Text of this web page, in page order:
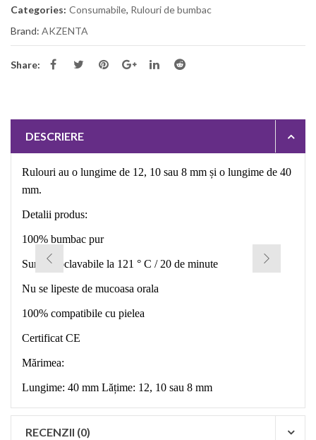
Categories: Consumabile, Rulouri de bumbac
Brand: AKZENTA
Share:
DESCRIERE
Rulouri au o lungime de 12, 10 sau 8 mm și o lungime de 40
mm.
Detalii produs:
100% bumbac pur
Sunt autoclavabile la 121 ° C / 20 de minute
Nu se lipeste de mucoasa orala
100% compatibile cu pielea
Certificat CE
Mărimea:
Lungime: 40 mm Lățime: 12, 10 sau 8 mm
RECENZII (0)